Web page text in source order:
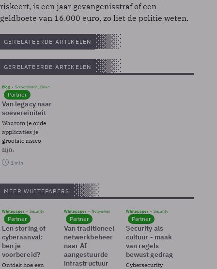
riskeert, is een jaar gevangenisstraf of een
geldboete van 16.000 euro, zo liet de politie weten.
GERELATEERDE ARTIKELEN
GERELATEERDE ARTIKELEN
Blog Soevereinteit, Cloud
Partner
Van legacy naar
soevereiniteit
Waarom je oude
applicaties je
grootste risico
zijn.
1 min
MEER WHITEPAPERS
Whitepaper Security
Partner
Een storing of
cyberaanval:
ben je
voorbereid?
Ontdek hoe een
Whitepaper Netwerken
Partner
Van traditioneel
netwerkbeheer
naar AI
aangestuurde
infrastructuur
Whitepaper Security
Partner
Security als
cultuur - maak
van regels
bewust gedrag
Cybersecurity